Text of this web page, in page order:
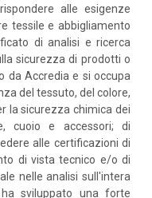
alle esigenze
tessile e abbigliamento
di analisi e ricerca
sicurezza di prodotti o
da Accredia e si occupa
del tessuto, del colore,
la sicurezza chimica dei
cuoio e accessori; di
alle certificazioni di
di vista tecnico e/o di
nelle analisi sull'intera
sviluppato una forte